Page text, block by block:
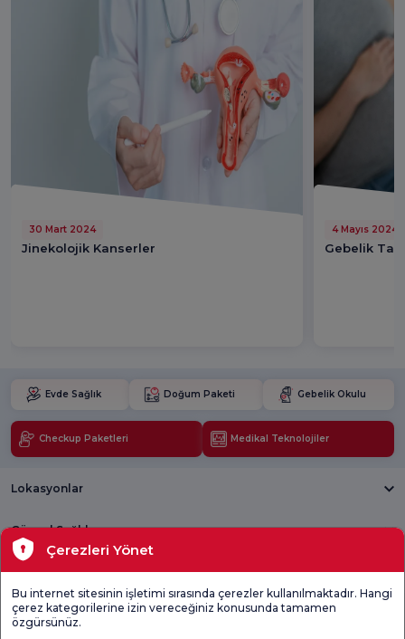
30 Mart 2024
Jinekolojik Kanserler
4 Mayıs 2024
Gebelik
Evde Sağlık Doğum Paketi Gebelik Okulu
Checkup Paketleri Medikal Teknolojiler
Lokasyonlar
Güncel Sağlık
Tıbbi Birimler
Genel
Çerezleri Yönet
Bu internet sitesinin işletimi sırasında çerezler kullanılmaktadır. Hangi
çerez kategorilerine izin vereceğiniz konusunda tamamen
özgürsünüz.